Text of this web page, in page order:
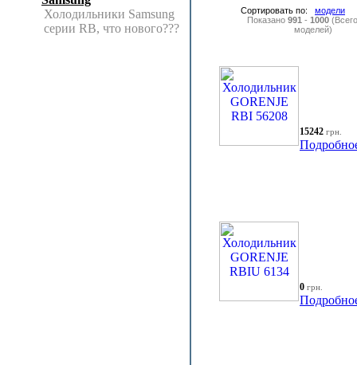
Холодильники Samsung
серии RB, что нового???
Сортировать по: модели
Показано 991 - 1000
моделей)
15242 грн.
0 грн.